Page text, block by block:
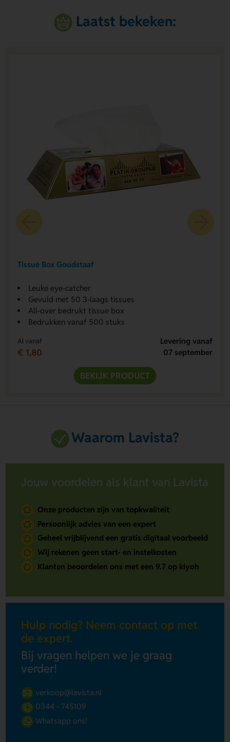
Laatst bekeken:
Tissue Box Goudstaaf
Leuke eye-catcher
Gevuld met 50 3-laags tissues
All-over bedrukt tissue box
Bedrukken vanaf 500 stuks
Al vanaf
€ 1,80
Levering vanaf
07 september
BEKIJK PRODUCT
Waarom Lavista?
Jouw voordelen als klant van Lavista
Onze producten zijn van topkwaliteit
Persoonlijk advies van een expert
Geheel vrijblijvend een gratis digitaal voorbeeld
Wij rekenen geen start- en instelkosten
Klanten beoordelen ons met een 9.7 op kiyoh
Hulp nodig? Neem contact op met
de expert.
Bij vragen helpen we je graag
verder!
verkoop@lavista.nl
0344 - 745109
Whatsapp ons!